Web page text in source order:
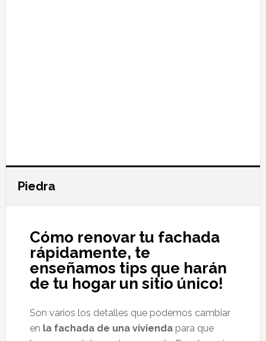
Piedra
Cómo renovar tu fachada
rápidamente, te
enseñamos tips que harán
de tu hogar un sitio único!
Son varios los detalles que podemos cambiar
en la fachada de una vivienda para que